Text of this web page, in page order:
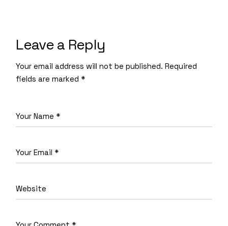
Leave a Reply
Your email address will not be published. Required
fields are marked *